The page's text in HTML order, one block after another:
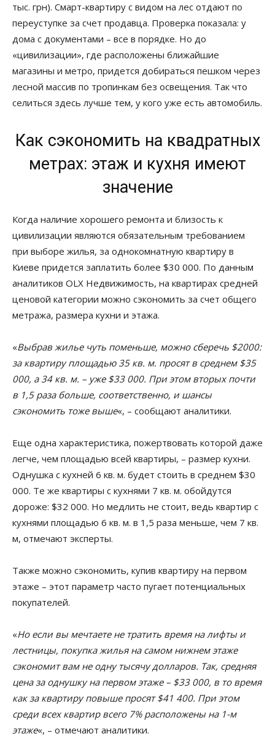
тыс. грн). Смарт-квартиру с видом на лес отдают по
переуступке за счет продавца. Проверка показала: у
дома с документами – все в порядке. Но до
«цивилизации», где расположены ближайшие
магазины и метро, придется добираться пешком через
лесной массив по тропинкам без освещения. Так что
селиться здесь лучше тем, у кого уже есть автомобиль.
Как сэкономить на квадратных
метрах: этаж и кухня имеют
значение
Когда наличие хорошего ремонта и близость к
цивилизации являются обязательным требованием
при выборе жилья, за однокомнатную квартиру в
Киеве придется заплатить более $30 000. По данным
аналитиков OLX Недвижимость, на квартирах средней
ценовой категории можно сэкономить за счет общего
метража, размера кухни и этажа.
«Выбрав жилье чуть поменьше, можно сберечь $2000:
за квартиру площадью 35 кв. м. просят в среднем $35
000, а 34 кв. м. – уже $33 000. При этом вторых почти
в 1,5 раза больше, соответственно, и шансы
сэкономить тоже выше«, – сообщают аналитики.
Еще одна характеристика, пожертвовать которой даже
легче, чем площадью всей квартиры, – размер кухни.
Однушка с кухней 6 кв. м. будет стоить в среднем $30
000. Те же квартиры с кухнями 7 кв. м. обойдутся
дороже: $32 000. Но медлить не стоит, ведь квартир с
кухнями площадью 6 кв. м. в 1,5 раза меньше, чем 7 кв.
м, отмечают эксперты.
Также можно сэкономить, купив квартиру на первом
этаже – этот параметр часто пугает потенциальных
покупателей.
«Но если вы мечтаете не тратить время на лифты и
лестницы, покупка жилья на самом нижнем этаже
сэкономит вам не одну тысячу долларов. Так, средняя
цена за однушку на первом этаже – $33 000, в то время
как за квартиру повыше просят $41 400. При этом
среди всех квартир всего 7% расположены на 1-м
этаже«, – отмечают аналитики.